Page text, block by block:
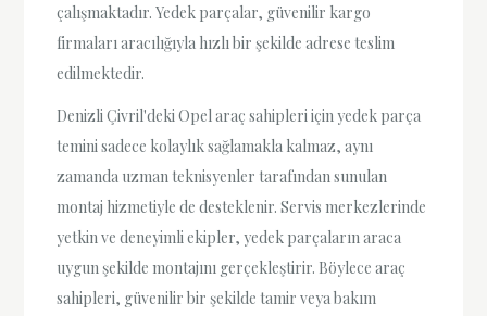
çalışmaktadır. Yedek parçalar, güvenilir kargo
firmaları aracılığıyla hızlı bir şekilde adrese teslim
edilmektedir.
Denizli Çivril'deki Opel araç sahipleri için yedek parça
temini sadece kolaylık sağlamakla kalmaz, aynı
zamanda uzman teknisyenler tarafından sunulan
montaj hizmetiyle de desteklenir. Servis merkezlerinde
yetkin ve deneyimli ekipler, yedek parçaların araca
uygun şekilde montajını gerçekleştirir. Böylece araç
sahipleri, güvenilir bir şekilde tamir veya bakım